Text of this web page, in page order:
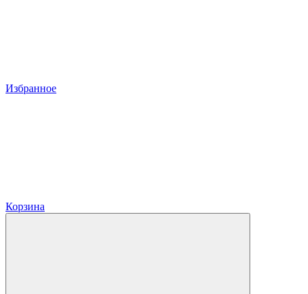
Избранное
Корзина